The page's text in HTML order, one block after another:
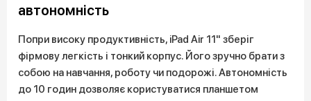
автономність
Попри високу продуктивність, iPad Air 11" зберіг
фірмову легкість і тонкий корпус. Його зручно брати з
собою на навчання, роботу чи подорожі. Автономність
до 10 годин дозволяє користуватися планшетом